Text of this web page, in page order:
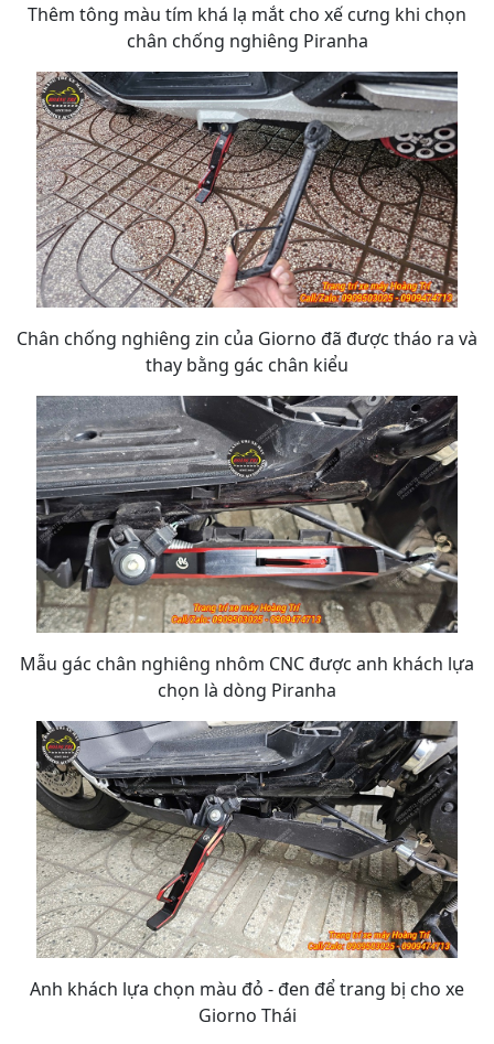
Thêm tông màu tím khá lạ mắt cho xế cưng khi chọn
chân chống nghiêng Piranha
Chân chống nghiêng zin của Giorno đã được tháo ra và
thay bằng gác chân kiểu
Mẫu gác chân nghiêng nhôm CNC được anh khách lựa
chọn là dòng Piranha
Anh khách lựa chọn màu đỏ - đen để trang bị cho xe
Giorno Thái